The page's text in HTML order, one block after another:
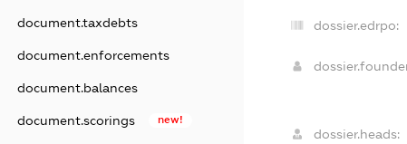
document.taxdebts
document.enforcements
document.balances
document.scorings new!
dossier.edrpo:
dossier.heads: